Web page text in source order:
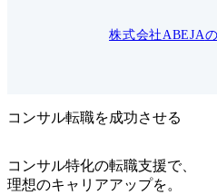
維持、
グラン
定、デ
でお任
企業に
でのシス
す。人材
求められます。 顧
ンティ
り、顧客
員、本部
株式会社ABEJA
コンサル転職を成功させる
コンサル特化の転職支援で、
理想のキャリアアップを。